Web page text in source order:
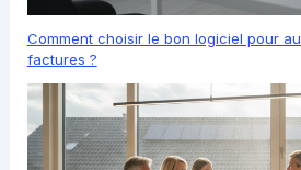
Comment choisir le bon logiciel pour
factures ?